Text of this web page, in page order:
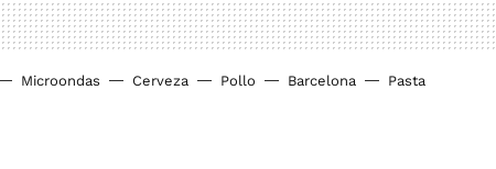
Microondas Cerveza Pollo Barcelona Pasta